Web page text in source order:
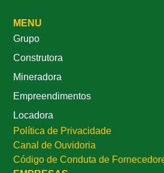
MENU
Grupo
Construtora
Mineradora
Empreendimentos
Locadora
Política de Privacidade
Canal de Ouvidoria
Código de Conduta de